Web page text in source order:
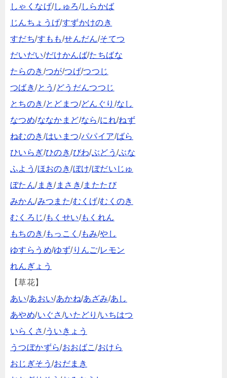
しゃくなげ/しゅろ/しらかば
じんちょうげ/すずかけのき
すだち/すもも/せんだん/そてつ
だいだい/だけかんば/たちばな
たらのき /つが/つげ/つつじ
つばき/とう/どうだんつつじ
とちのき /とどまつ/どんぐり /なし
なつめ/ななかまど/なら/にれ/ねず
ねむのき /はいまつ/パパイア/ばら
ひいらぎ/ひのき/びわ/ぶどう/ぶな
ふよう/ほおのき/ぼけ/ぼだいじゅ
ぼたん/まき/まさき/またたび
みかん/みつまた/むくげ/むくのき
むくろじ/もくせい/もくれん
もちのき /もっこく /もみ/やし
ゆすらうめ/ゆず/りんご/レモン
れんぎょう
【草花】
あい/あおい/あかね/あざみ/あし
あやめ/いぐさ /いたどり /いちはつ
いらくさ /ういきょう
うつぼかずら/おおばこ/おけら
おじぎそう /おだまき